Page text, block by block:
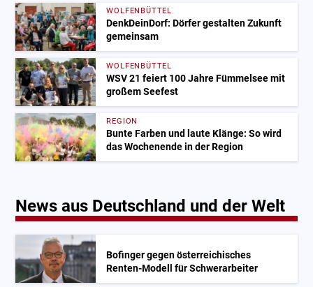
WOLFENBÜTTEL
DenkDeinDorf: Dörfer gestalten Zukunft
gemeinsam
WOLFENBÜTTEL
WSV 21 feiert 100 Jahre Fümmelsee mit
großem Seefest
REGION
Bunte Farben und laute Klänge: So wird
das Wochenende in der Region
News aus Deutschland und der Welt
Bofinger gegen österreichisches
Renten-Modell für Schwerarbeiter